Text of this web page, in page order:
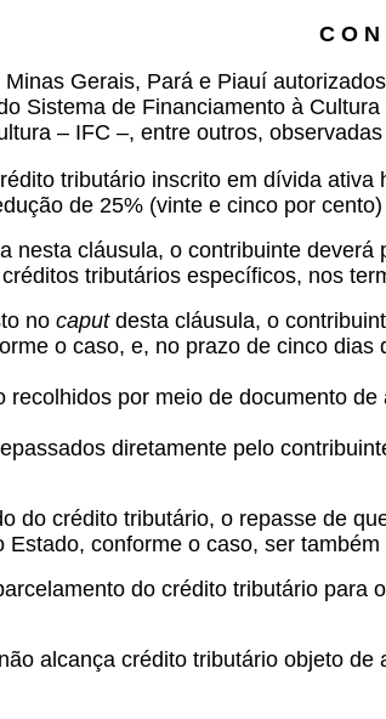
C O N
Gerais, Pará e Piauí
Sistema de Financiamento à
– IFC –, entre outros,
tributário inscrito em dívida
de 25% (vinte e cinco por
nesta cláusula, o contribuinte
tributários específicos, nos
no caputdesta cláusula, o
o caso, e, no prazo de cinco
por meio de documento
diretamente pelo
do crédito tributário, o repasse de
conforme o caso, ser
do crédito tributário
alcança crédito tributário objeto